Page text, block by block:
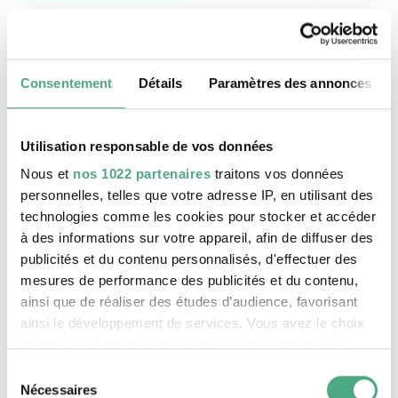
Consentement Détails Paramètres des annonces
Utilisation responsable de vos données
Nous et nos 1022 partenaires traitons vos données
personnelles, telles que votre adresse IP, en utilisant des
technologies comme les cookies pour stocker et accéder
à des informations sur votre appareil, afin de diffuser des
publicités et du contenu personnalisés, d'effectuer des
mesures de performance des publicités et du contenu,
ainsi que de réaliser des études d’audience, favorisant
ainsi le développement de services. Vous avez le choix
tout moment en consultant la Déclaration relative aux
Nécessaires
Le patrimoine mondial Völklinger Hütte
VISITE GUIDÉE PUBLIQUE
Le monte-charge incliné de la Völklinger Hütte
Copyright: Weltkulturerbe Völklinger Hütte | Karl
©
Le patrimoine mondial Völklinger Hütte